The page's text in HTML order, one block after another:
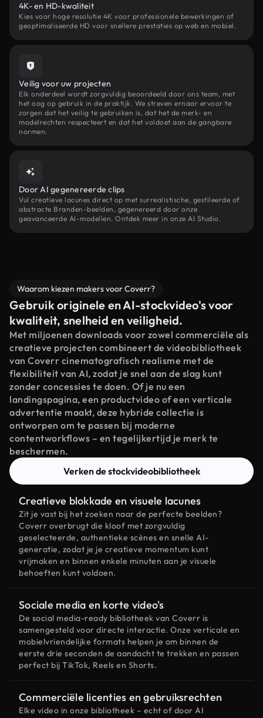
4K- en HD-kwaliteit
Kies voor hoge resolutie 4K voor professionele bewerkingen of
geoptimaliseerde HD voor snellere prestaties op web en mobiel.
Veilig voor uw projecten
Elk onderdeel wordt zorgvuldig beoordeeld door ons team, met
het oog op gebruik in de praktijk. We streven ernaar ervoor te
zorgen dat het veilig te gebruiken is, dat het de merk- en
modelrechten respecteert en dat het voldoet aan de gangbare
normen.
Door AI gegenereerde clips
Vul creatieve lacunes direct op met surrealistische, gestileerde of
abstracte Branden-beelden, gegenereerd door onze
geavanceerde AI-modellen. Ontdek meer in onze AI Studio.
Waarom kiezen makers voor Coverr?
Gebruik originele en AI-stockvideo's voor
kwaliteit, snelheid en veiligheid.
Met miljoenen downloads voor zowel commerciële als
creatieve projecten combineert de videobibliotheek
van Coverr cinematografisch realisme met de
flexibiliteit van AI, zodat je snel aan de slag kunt
zonder concessies te doen. Of je nu een
landingspagina, een productvideo of een verticale
advertentie maakt, deze hybride collectie is
ontworpen om te passen bij moderne
contentworkflows – en tegelijkertijd je merk te
beschermen.
Verken de stockvideobibliotheek
Creatieve blokkade en visuele lacunes
Zit je vast bij het zoeken naar de perfecte beelden?
Coverr overbrugt die kloof met zorgvuldig
geselecteerde, authentieke scènes en snelle AI-
generatie, zodat je je creatieve momentum kunt
vrijmaken en binnen enkele minuten aan je visuele
behoeften kunt voldoen.
Sociale media en korte video's
De social media-ready bibliotheek van Coverr is
samengesteld voor directe interactie. Onze verticale en
mobielvriendelijke formats helpen je om binnen de
eerste drie seconden de aandacht te trekken en passen
perfect bij TikTok, Reels en Shorts.
Commerciële licenties en gebruiksrechten
Elke video in onze bibliotheek – echt of door AI